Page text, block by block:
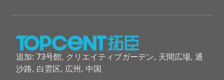
追加: 73号館, クリエイティブガーデン, 天間広場, 通
沙路, 白雲区, 広州, 中国